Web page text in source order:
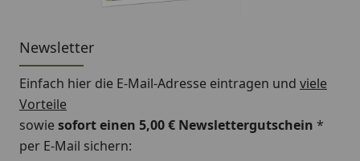
Newsletter
Einfach hier die E-Mail-Adresse eintragen und viele
Vorteile
sowiesofort einen 5,00 € Newslettergutschein *
per E-Mail sichern: